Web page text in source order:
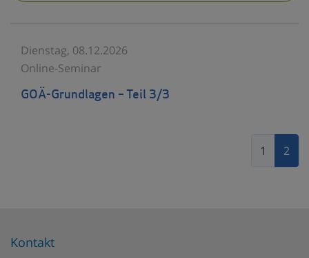
Dienstag, 08.12.2026
Online-Seminar
GOÄ-Grundlagen – Teil 3/3
1 2
Kontakt